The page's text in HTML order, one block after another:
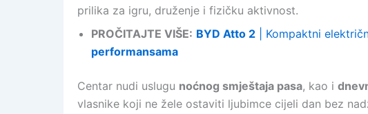
prilika za igru, druženje i fizičku aktivnost.
PROČITAJTE VIŠE: BYD Atto 2 | Kompaktni
performansama
Centar nudi uslugu noćnog smještaja pasa, kao i
vlasnike koji ne žele ostaviti ljubimce cijeli dan bez